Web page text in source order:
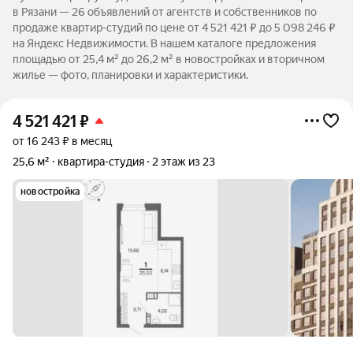
в Рязани — 26 объявлений от агентств и собственников по
продаже квартир-студий по цене от 4 521 421 ₽ до 5 098 246 ₽
на Яндекс Недвижимости. В нашем каталоге предложения
площадью от 25,4 м² до 26,2 м² в новостройках и вторичном
жилье — фото, планировки и характеристики.
4 521 421 ₽
от 16 243 ₽ в месяц
25,6 м²
квартира-студия 2 этаж из 23
новостройка